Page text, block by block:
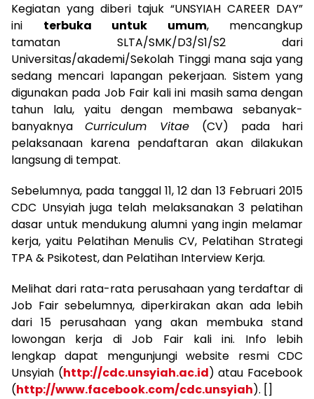
Kegiatan yang diberi tajuk “UNSYIAH CAREER DAY”
ini terbuka untuk umum, mencangkup
tamatan SLTA/SMK/D3/S1/S2 dari
Universitas/akademi/Sekolah Tinggi mana saja yang
sedang mencari lapangan pekerjaan. Sistem yang
digunakan pada Job Fair kali ini masih sama dengan
tahun lalu, yaitu dengan membawa sebanyak-
banyaknyaCurriculum Vitae (CV) pada hari
pelaksanaan karena pendaftaran akan dilakukan
langsung di tempat.
Sebelumnya, pada tanggal 11, 12 dan 13 Februari 2015
CDC Unsyiah juga telah melaksanakan 3 pelatihan
dasar untuk mendukung alumni yang ingin melamar
kerja, yaitu Pelatihan Menulis CV, Pelatihan Strategi
TPA & Psikotest, dan Pelatihan Interview Kerja.
Melihat dari rata-rata perusahaan yang terdaftar di
Job Fair sebelumnya, diperkirakan akan ada lebih
dari 15 perusahaan yang akan membuka stand
lowongan kerja di Job Fair kali ini. Info lebih
lengkap dapat mengunjungi website resmi CDC
Unsyiah (http://cdc.unsyiah.ac.id) atau Facebook
(http://www.facebook.com/cdc.unsyiah). []